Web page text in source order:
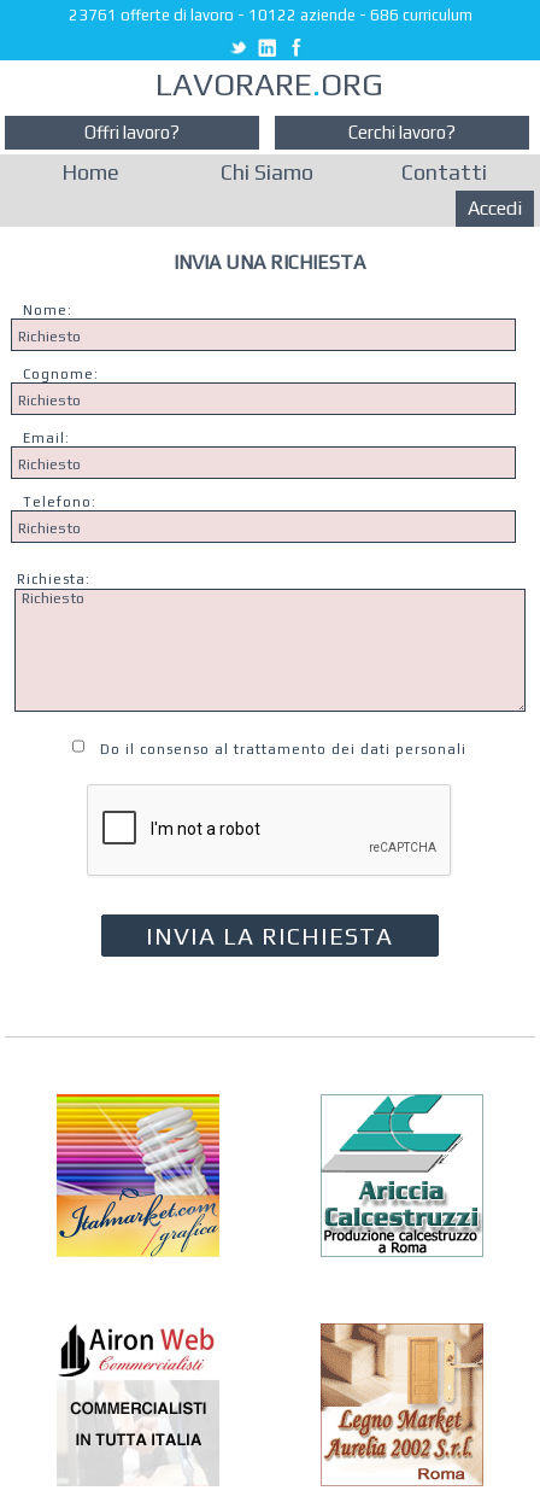
23761 offerte di lavoro - 10122 aziende - 686 curriculum
LAVORARE.ORG
Offri lavoro? Cerchi lavoro?
Home Chi Siamo Contatti
Accedi
INVIA UNA RICHIESTA
Nome:
Cognome:
Email:
Telefono:
Richiesta:
Do il consenso al trattamento dei dati personali